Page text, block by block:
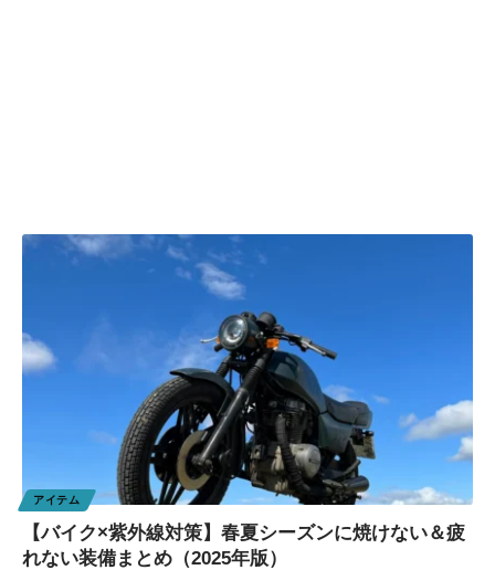
アイテム
【バイク×紫外線対策】春夏シーズンに焼けない＆疲
れない装備まとめ（2025年版）